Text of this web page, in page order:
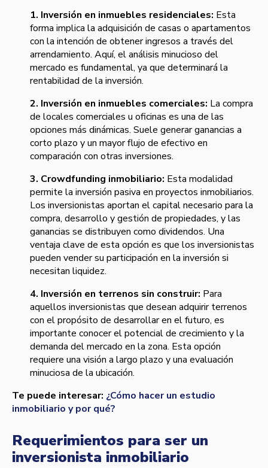
1. Inversión en inmuebles residenciales: Esta
forma implica la adquisición de casas o apartamentos
con la intención de obtener ingresos a través del
arrendamiento. Aquí, el análisis minucioso del
mercado es fundamental, ya que determinará la
rentabilidad de la inversión.
2. Inversión en inmuebles comerciales: La compra
de locales comerciales u oficinas es una de las
opciones más dinámicas. Suele generar ganancias a
corto plazo y un mayor flujo de efectivo en
comparación con otras inversiones.
3. Crowdfunding inmobiliario: Esta modalidad
permite la inversión pasiva en proyectos inmobiliarios.
Los inversionistas aportan el capital necesario para la
compra, desarrollo y gestión de propiedades, y las
ganancias se distribuyen como dividendos. Una
ventaja clave de esta opción es que los inversionistas
pueden vender su participación en la inversión si
necesitan liquidez.
4. Inversión en terrenos sin construir: Para
aquellos inversionistas que desean adquirir terrenos
con el propósito de desarrollar en el futuro, es
importante conocer el potencial de crecimiento y la
demanda del mercado en la zona. Esta opción
requiere una visión a largo plazo y una evaluación
minuciosa de la ubicación.
Te puede interesar: ¿Cómo hacer un estudio
inmobiliario y por qué?
Requerimientos para ser un
inversionista inmobiliario